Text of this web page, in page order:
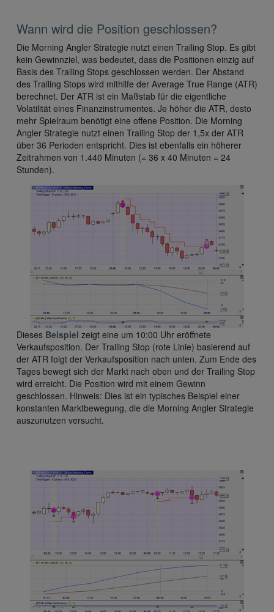
Wann wird die Position geschlossen?
Die Morning Angler Strategie nutzt einen Trailing Stop. Es gibt
kein Gewinnziel, was bedeutet, dass die Positionen einzig auf
Basis des Trailing Stops geschlossen werden. Der Abstand
des Trailing Stops wird mithilfe der Average True Range (ATR)
berechnet. Der ATR ist ein Maßstab für die eigentliche
Volatilität eines Finanzinstrumentes. Je höher die ATR, desto
mehr Spielraum benötigt eine offene Position. Die Morning
Angler Strategie nutzt einen Trailing Stop der 1,5x der ATR
über 36 Perioden entspricht. Dies ist ebenfalls ein höherer
Zeitrahmen von 1.440 Minuten (= 36 x 40 Minuten = 24
Stunden).
Dieses Beispiel zeigt eine um 10:00 Uhr eröffnete
Verkaufsposition. Der Trailing Stop (rote Linie) basierend auf
der ATR folgt der Verkaufsposition nach unten. Zum Ende des
Tages bewegt sich der Markt nach oben und der Trailing Stop
wird erreicht. Die Position wird mit einem Gewinn
geschlossen. Hinweis: Dies ist ein typisches Beispiel einer
konstanten Marktbewegung, die die Morning Angler Strategie
auszunutzen versucht.